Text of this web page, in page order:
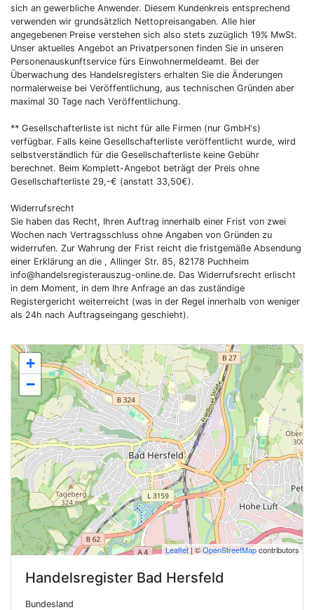
+
−
Leaflet| ©OpenStreetMapcontributors
Handelsregister Bad Hersfeld
Bundesland
sich an gewerbliche Anwender. Diesem Kundenkreis entsprechend
verwenden wir grundsätzlich Nettopreisangaben. Alle hier
angegebenen Preise verstehen sich also stets zuzüglich 19% MwSt.
Unser aktuelles Angebot an Privatpersonen finden Sie in unseren
Personenauskunftservice fürs Einwohnermeldeamt. Bei der
Überwachung des Handelsregisters erhalten Sie die Änderungen
normalerweise bei Veröffentlichung, aus technischen Gründen aber
maximal 30 Tage nach Veröffentlichung.
** Gesellschafterliste ist nicht für alle Firmen (nur GmbH's)
verfügbar. Falls keine Gesellschafterliste veröffentlicht wurde, wird
selbstverständlich für die Gesellschafterliste keine Gebühr
berechnet. Beim Komplett-Angebot beträgt der Preis ohne
Gesellschafterliste 29,-€ (anstatt 33,50€).
Widerrufsrecht
Sie haben das Recht, Ihren Auftrag innerhalb einer Frist von zwei
Wochen nach Vertragsschluss ohne Angaben von Gründen zu
widerrufen. Zur Wahrung der Frist reicht die fristgemäße Absendung
einer Erklärung an die , Allinger Str. 85, 82178 Puchheim
info@handelsregisterauszug-online.de. Das Widerrufsrecht erlischt
in dem Moment, in dem Ihre Anfrage an das zuständige
Registergericht weiterreicht (was in der Regel innerhalb von weniger
als 24h nach Auftragseingang geschieht).